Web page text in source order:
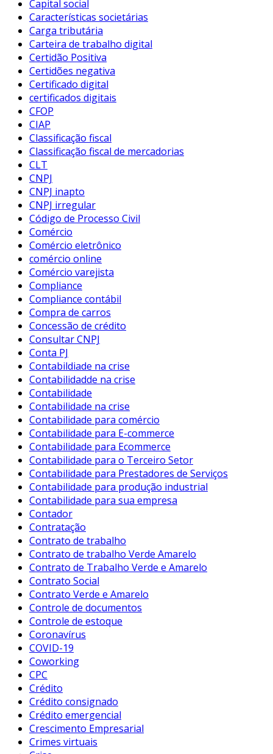
Capital social
Características societárias
Carga tributária
Carteira de trabalho digital
Certidão Positiva
Certidões negativa
Certificado digital
certificados digitais
CFOP
CIAP
Classificação fiscal
Classificação fiscal de mercadorias
CLT
CNPJ
CNPJ inapto
CNPJ irregular
Código de Processo Civil
Comércio
Comércio eletrônico
comércio online
Comércio varejista
Compliance
Compliance contábil
Compra de carros
Concessão de crédito
Consultar CNPJ
Conta PJ
Contabildiade na crise
Contabilidadde na crise
Contabilidade
Contabilidade na crise
Contabilidade para comércio
Contabilidade para E-commerce
Contabilidade para Ecommerce
Contabilidade para o Terceiro Setor
Contabilidade para Prestadores de Serviços
Contabilidade para produção industrial
Contabilidade para sua empresa
Contador
Contratação
Contrato de trabalho
Contrato de trabalho Verde Amarelo
Contrato de Trabalho Verde e Amarelo
Contrato Social
Contrato Verde e Amarelo
Controle de documentos
Controle de estoque
Coronavírus
COVID-19
Coworking
CPC
Crédito
Crédito consignado
Crédito emergencial
Crescimento Empresarial
Crimes virtuais